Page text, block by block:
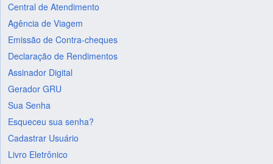
Central de Atendimento
Agência de Viagem
Emissão de Contra-cheques
Declaração de Rendimentos
Assinador Digital
Gerador GRU
Sua Senha
Esqueceu sua senha?
Cadastrar Usuário
Livro Eletrônico